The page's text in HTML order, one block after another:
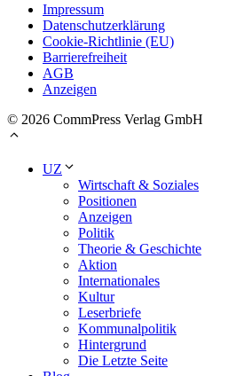
Impressum
Datenschutzerklärung
Cookie-Richtlinie (EU)
Barrierefreiheit
AGB
Anzeigen
© 2026 CommPress Verlag GmbH
UZ
Wirtschaft & Soziales
Positionen
Anzeigen
Politik
Theorie & Geschichte
Aktion
Internationales
Kultur
Leserbriefe
Kommunalpolitik
Hintergrund
Die Letzte Seite